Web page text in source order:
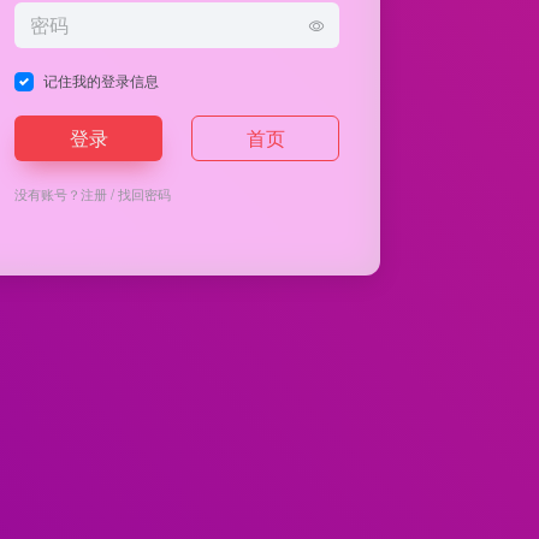
记住我的登录信息
登录 首页
没有账号？注册/找回密码